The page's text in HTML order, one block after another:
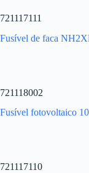
721117111
Fusível de faca
721118002
Fusível fotovoltaico
721117110